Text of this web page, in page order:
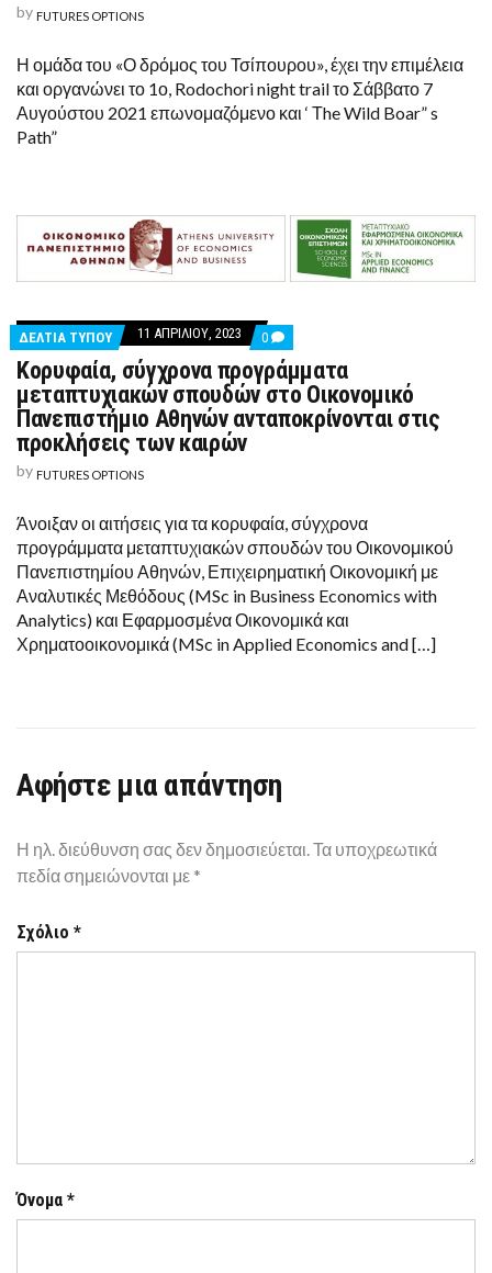
by FUTURES OPTIONS
Η ομάδα του «Ο δρόμος του Τσίπουρου», έχει την επιμέλεια
και οργανώνει το 1ο, Rodochori night trail το Σάββατο 7
Αυγούστου 2021 επωνομαζόμενο και ‘ Τhe Wild Boar” s
Path”
ΔΕΛΤΙΑ ΤΥΠΟΥ 11 ΑΠΡΙΛΊΟΥ, 2023 0 COMMENTS
ON
ΚΟΡΥΦΑΊΑ,
ΣΎΓΧΡΟΝΑ
ΠΡΟΓΡΆΜΜΑΤΑ
ΜΕΤΑΠΤΥΧΙΑΚΏΝ
ΣΠΟΥΔΏΝ
ΑΝΤΑΠΟΚΡΊΝΟΝΤΑΙ
ΣΤΙΣ
ΠΡΟΚΛΉΣΕΙΣ
ΤΩΝ
ΚΑΙΡΏΝ
Κορυφαία, σύγχρονα προγράμματα
μεταπτυχιακών σπουδών στο Οικονομικό
Πανεπιστήμιο Αθηνών ανταποκρίνονται στις
προκλήσεις των καιρών
by FUTURES OPTIONS
Άνοιξαν οι αιτήσεις για τα κορυφαία, σύγχρονα
προγράμματα μεταπτυχιακών σπουδών του Οικονομικού
Πανεπιστημίου Αθηνών, Επιχειρηματική Οικονομική με
Αναλυτικές Μεθόδους (MSc in Business Economics with
Analytics) και Εφαρμοσμένα Οικονομικά και
Χρηματοοικονομικά (MSc in Applied Economics and […]
Αφήστε μια απάντηση
Η ηλ. διεύθυνση σας δεν δημοσιεύεται.Τα υποχρεωτικά
πεδία σημειώνονται με *
Σχόλιο *
Όνομα *